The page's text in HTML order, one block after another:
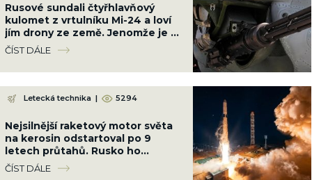
Rusové sundali čtyřhlavňový
kulomet z vrtulníku Mi-24 a loví
jím drony ze země. Jenomže je až
příliš silný
ČÍST DÁLE
Letecká technika | 5294
Nejsilnější raketový motor světa
na kerosin odstartoval po 9
letech průtahů. Rusko ho
nacpalo do tří raket najednou
ČÍST DÁLE